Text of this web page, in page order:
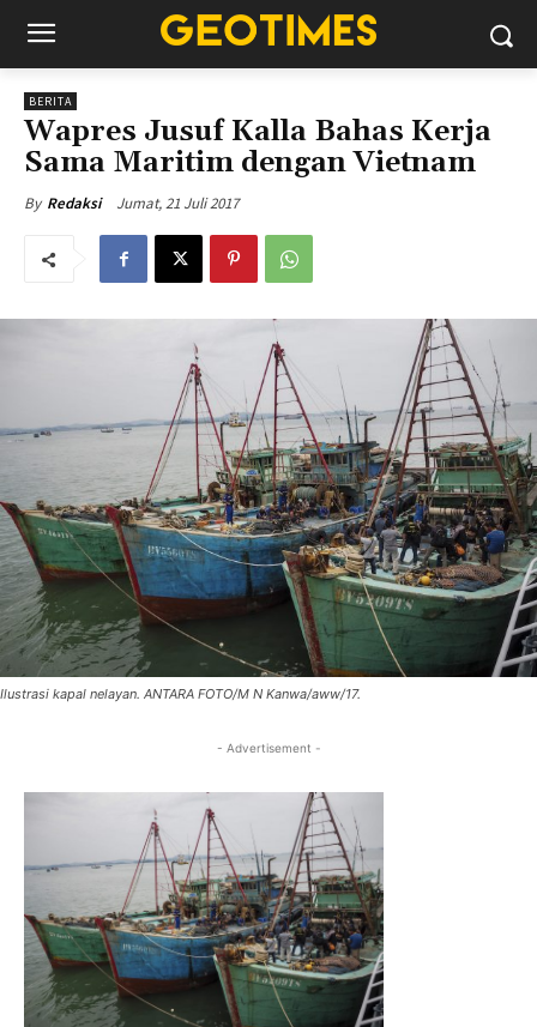
BERITA
Wapres Jusuf Kalla Bahas Kerja
Sama Maritim dengan Vietnam
By Redaksi Jumat, 21 Juli 2017
Ilustrasi kapal nelayan. ANTARA FOTO/M N Kanwa/aww/17.
- Advertisement -